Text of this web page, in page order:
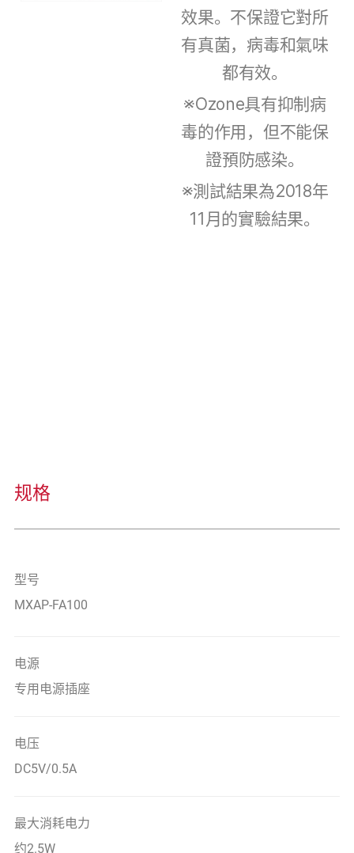
效果。不保證它對所
有真菌，病毒和氣味
都有效。
※Ozone具有抑制病
毒的作用，但不能保
證預防感染。
※測試結果為2018年
11月的實驗結果。
规格
型号
MXAP-FA100
电源
专用电源插座
电压
DC5V/0.5A
最大消耗电力
约2.5W